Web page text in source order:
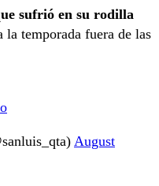
sufrió en su rodilla
la temporada fuera de las
August